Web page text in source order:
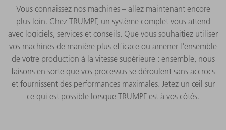
Vous connaissez nos machines – allez maintenant encore
plus loin. Chez TRUMPF, un système complet vous attend
avec logiciels, services et conseils. Que vous souhaitiez utiliser
vos machines de manière plus efficace ou amener l'ensemble
de votre production à la vitesse supérieure : ensemble, nous
faisons en sorte que vos processus se déroulent sans accrocs
et fournissent des performances maximales. Jetez un œil sur
ce qui est possible lorsque TRUMPF est à vos côtés.